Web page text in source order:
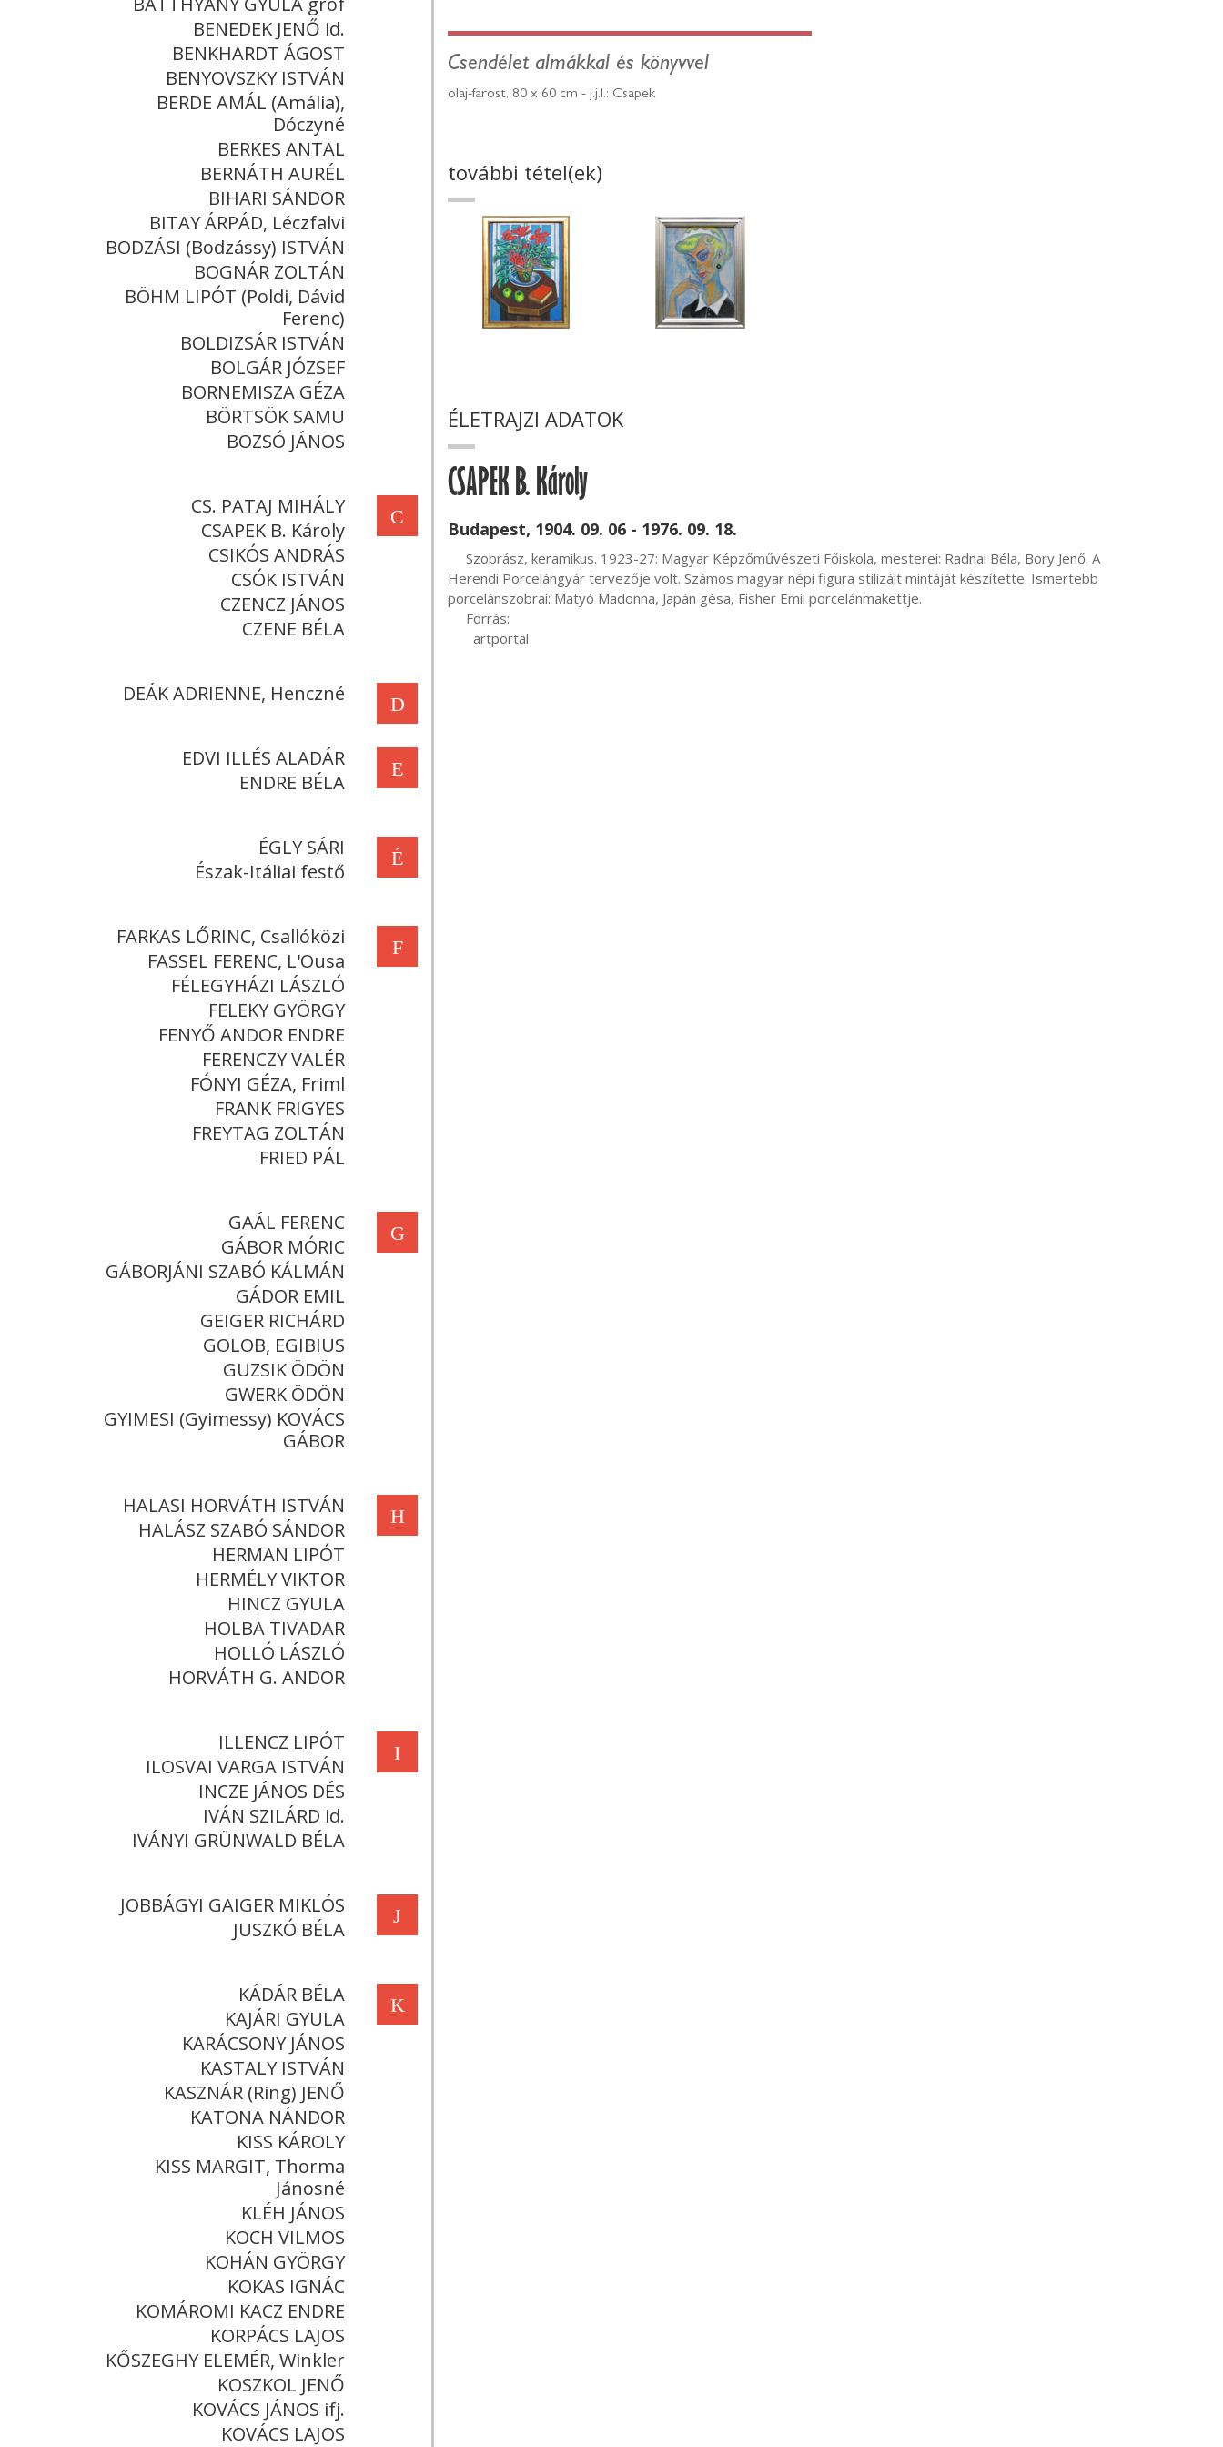
BENEDEK JENŐ id.
BENKHARDT ÁGOST
BENYOVSZKY ISTVÁN
BERDE AMÁL (Amália),
Dóczyné
BERKES ANTAL
BERNÁTH AURÉL
BIHARI SÁNDOR
BITAY ÁRPÁD, Léczfalvi
BODZÁSI (Bodzássy) ISTVÁN
BOGNÁR ZOLTÁN
BÖHM LIPÓT (Poldi, Dávid
Ferenc)
BOLDIZSÁR ISTVÁN
BOLGÁR JÓZSEF
BORNEMISZA GÉZA
BÖRTSÖK SAMU
BOZSÓ JÁNOS
C
CS. PATAJ MIHÁLY
CSAPEK B. Károly
CSIKÓS ANDRÁS
CSÓK ISTVÁN
CZENCZ JÁNOS
CZENE BÉLA
D
DEÁK ADRIENNE, Henczné
E
EDVI ILLÉS ALADÁR
ENDRE BÉLA
É
ÉGLY SÁRI
Észak-Itáliai festő
F
FARKAS LŐRINC, Csallóközi
FASSEL FERENC, L'Ousa
FÉLEGYHÁZI LÁSZLÓ
FELEKY GYÖRGY
FENYŐ ANDOR ENDRE
FERENCZY VALÉR
FÓNYI GÉZA, Friml
FRANK FRIGYES
FREYTAG ZOLTÁN
FRIED PÁL
G
GAÁL FERENC
GÁBOR MÓRIC
GÁBORJÁNI SZABÓ KÁLMÁN
GÁDOR EMIL
GEIGER RICHÁRD
GOLOB, EGIBIUS
GUZSIK ÖDÖN
GWERK ÖDÖN
GYIMESI (Gyimessy) KOVÁCS
GÁBOR
H
HALASI HORVÁTH ISTVÁN
HALÁSZ SZABÓ SÁNDOR
HERMAN LIPÓT
HERMÉLY VIKTOR
HINCZ GYULA
HOLBA TIVADAR
HOLLÓ LÁSZLÓ
HORVÁTH G. ANDOR
I
ILLENCZ LIPÓT
ILOSVAI VARGA ISTVÁN
INCZE JÁNOS DÉS
IVÁN SZILÁRD id.
IVÁNYI GRÜNWALD BÉLA
J
JOBBÁGYI GAIGER MIKLÓS
JUSZKÓ BÉLA
K
KÁDÁR BÉLA
KAJÁRI GYULA
KARÁCSONY JÁNOS
KASTALY ISTVÁN
KASZNÁR (Ring) JENŐ
KATONA NÁNDOR
KISS KÁROLY
KISS MARGIT, Thorma
Jánosné
KLÉH JÁNOS
KOCH VILMOS
KOHÁN GYÖRGY
KOKAS IGNÁC
KOMÁROMI KACZ ENDRE
KORPÁCS LAJOS
KŐSZEGHY ELEMÉR, Winkler
KOSZKOL JENŐ
KOVÁCS JÁNOS ifj.
KOVÁCS LAJOS
Csendélet almákkal és könyvvel
olaj-farost, 80 x 60 cm - j.j.l.: Csapek
további tétel(ek)
ÉLETRAJZI ADATOK
CSAPEK B. Károly
Budapest, 1904. 09. 06 - 1976. 09. 18.
Herendi Porcelángyár tervezője volt. Számos magyar népi figura stilizált mintáját készítette. Ismertebb
porcelánszobrai: Matyó Madonna, Japán gésa, Fisher Emil porcelánmakettje.
       artportal